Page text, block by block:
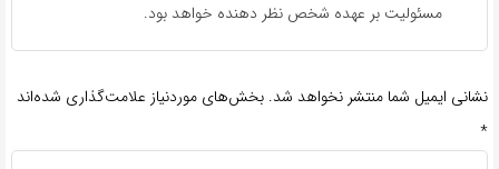
مسئولیت بر عهده شخص نظر دهنده خواهد بود.
نشانی ایمیل شما منتشر نخواهد شد. بخش‌های موردنیاز علامت‌گذاری شده‌اند
*